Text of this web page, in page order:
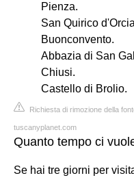
Pienza.
San Quirico
Buonconvento.
Abbazia di San
Chiusi.
Castello di Brolio.
Richiesta di rimozione della
tuscanyplanet.com
Quanto tempo ci
Se hai tre giorni per